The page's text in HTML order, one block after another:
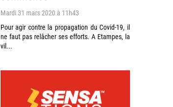
Mardi 31 mars 2020 à 11h43
Pour agir contre la propagation du Covid-19, il
ne faut pas relâcher ses efforts. A Etampes, la
vil...